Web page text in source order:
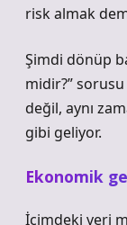
risk almak
Şimdi dönüp
midir?”
değil, aynı
gibi geliyor.
Ekonomik
İçimdeki veri